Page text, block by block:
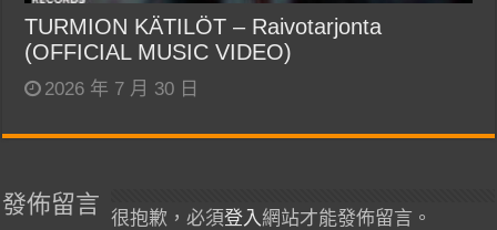
TURMION KÄTILÖT – Raivotarjonta
(OFFICIAL MUSIC VIDEO)
2026 年 7 月 30 日
發佈留言
很抱歉，必須登入網站才能發佈留言。